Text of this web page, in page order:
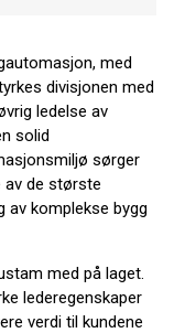
med
divisjonen med
ledelse av
solid
sørger
av de største
av komplekse bygg
med på laget.
lederegenskaper
verdi til kundene